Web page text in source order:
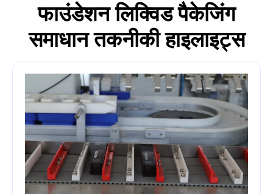
फाउंडेशन लिक्विड पैकेजिंग
समाधान तकनीकी हाइलाइट्स